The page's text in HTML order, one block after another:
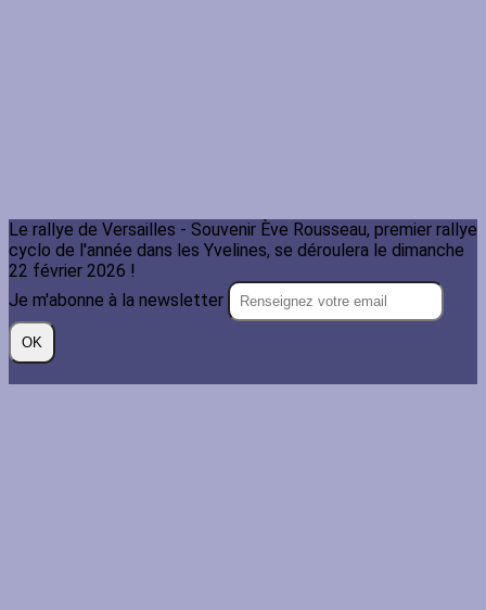
Le rallye de Versailles - Souvenir Ève Rousseau, premier rallye
cyclo de l'année dans les Yvelines, se déroulera le dimanche
22 février 2026 !
Je m'abonne à la newsletter
OK
Plan du site